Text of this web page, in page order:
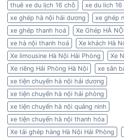
thuê xe du lịch 16 chỗ
xe du lich 16
xe ghép hà nội hải dương
xe ghép
xe ghép thanh hoá
Xe Ghép HÀ
xe hà nội thanh hoá
Xe khách Hà
Xe limousine Hà Nội Hải Phòng
Xe
Xe riêng Hải Phòng Hà Nội
xe sân
xe tiện chuyến hà nội hải dương
xe tiện chuyến hà nội hải phòng
xe tiện chuyến hà nội quảng ninh
xe tiện chuyến hà nội thanh hóa
Xe tải ghép hàng Hà Nội Hải Phòng